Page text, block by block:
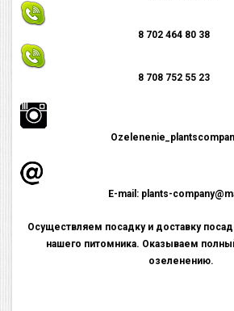
8 702 464 80 38
8 708 752 55 23
E-mail: plants-
Осуществляем посадку и доставку
нашего питомника. Оказываем
озеленению.